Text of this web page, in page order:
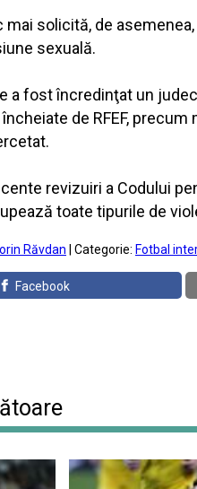
mai solicită, de
sexuală.
a fost încredinţat un
de RFEF,
revizuiri a Codului
toate tipurile de
Răvdan | Categorie: Fotbal
Facebook